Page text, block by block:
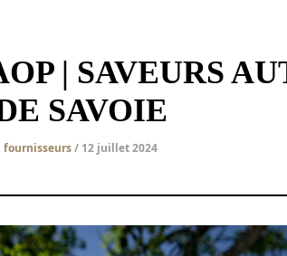
| SAVEURS
SAVOIE
fournisseurs/ 12 juillet 2024